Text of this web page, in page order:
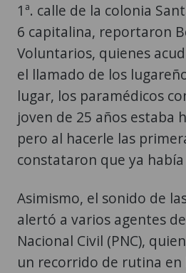
1ª. calle de la colonia
6 capitalina, reportaron
Voluntarios, quienes
el llamado de los
lugar, los paramédicos
joven de 25 años estaba
pero al hacerle las
constataron que ya
Asimismo, el sonido de
alertó a varios agentes
Nacional Civil (PNC),
un recorrido de rutina en